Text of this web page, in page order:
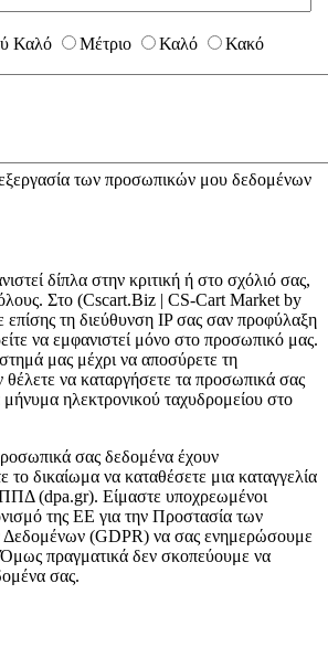
Καλό Μέτριο Καλό
Κακό
των προσωπικών μου δεδομένων
δίπλα στην κριτική ή στο σχόλιό σας,
όλους. Στο (Cscart.Biz | CS-Cart Market by
τη διεύθυνση IP σας σαν προφύλαξη
να εμφανιστεί μόνο στο προσωπικό μας.
μας μέχρι να αποσύρετε τη
να καταργήσετε τα προσωπικά σας
μήνυμα ηλεκτρονικού ταχυδρομείου στο
σας δεδομένα έχουν
το δικαίωμα να καταθέσετε μια καταγγελία
(dpa.gr). Είμαστε υποχρεωμένοι
της ΕΕ για την Προστασία των
(GDPR) να σας ενημερώσουμε
Όμως πραγματικά δεν σκοπεύουμε να
σας.